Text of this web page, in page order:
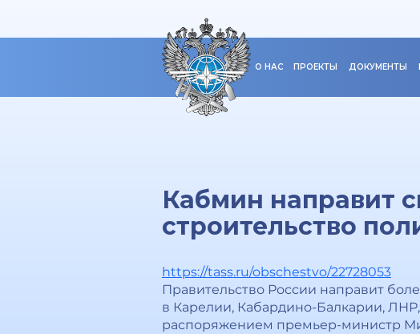
О НАС ПРОЕКТЫ ДОКУМЕНТЫ
Кабмин направит
строительство
https://tass.ru/obschestvo/22728053
Правительство России направит
в Карелии, Кабардино-Балкарии,
распоряжением премьер-министр